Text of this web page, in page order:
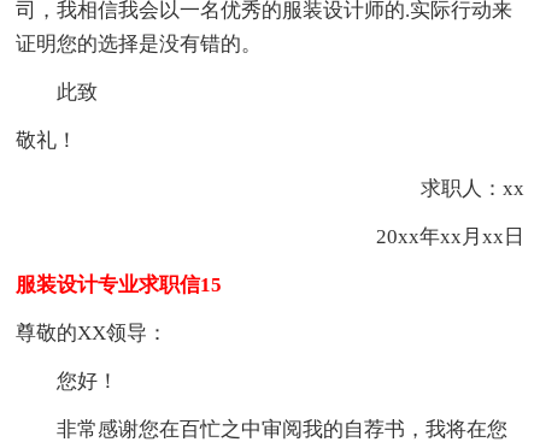
司，我相信我会以一名优秀的服装设计师的.实际行动来
证明您的选择是没有错的。
此致
敬礼！
求职人：xx
20xx年xx月xx日
服装设计专业求职信15
尊敬的XX领导：
您好！
非常感谢您在百忙之中审阅我的自荐书，我将在您